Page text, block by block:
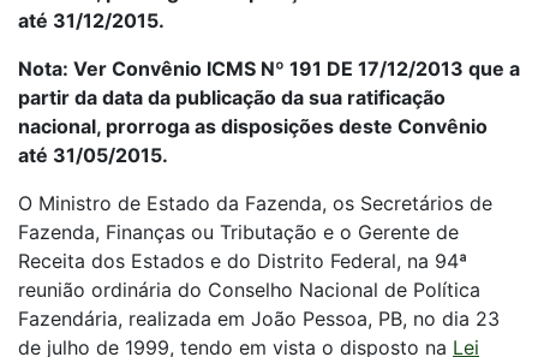
até 31/12/2015.
Nota: Ver Convênio ICMS Nº 191 DE 17/12/2013 que a
partir da data da publicação da sua ratificação
nacional, prorroga as disposições deste Convênio
até 31/05/2015.
O Ministro de Estado da Fazenda, os Secretários de
Fazenda, Finanças ou Tributação e o Gerente de
Receita dos Estados e do Distrito Federal, na 94ª
reunião ordinária do Conselho Nacional de Política
Fazendária, realizada em João Pessoa, PB, no dia 23
de julho de 1999, tendo em vista o disposto na Lei